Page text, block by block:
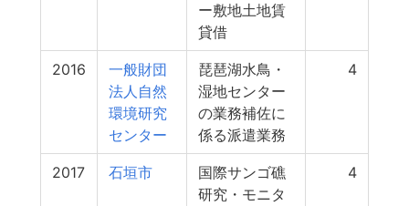
ー敷地土地賃
貸借
2016
一般財団
法人自然
環境研究
センター
琵琶湖水鳥・
湿地センター
の業務補佐に
係る派遣業務
4
2017 石垣市
国際サンゴ礁
研究・モニタ
4